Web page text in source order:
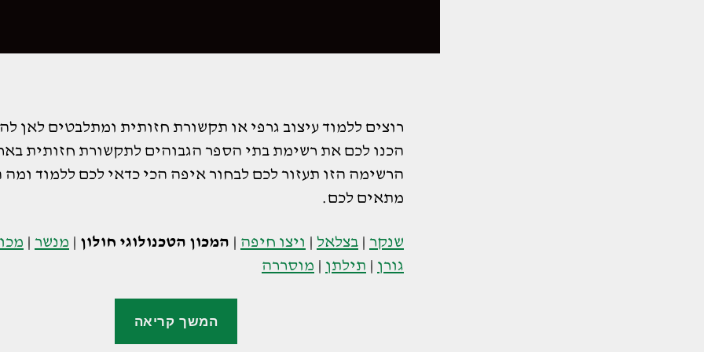
רוצים ללמוד עיצוב גרפי או תקשורת חזותית ומתלבטים לאן
הכנו לכם את רשימת בתי הספר הגבוהים לתקשורת חזותית
הרשימה הזו תעזור לכם לבחור איפה הכי כדאי לכם ללמוד ומה
מתאים לכם.
שנקר | בצלאל | ויצו חיפה | המכון הטכנולוגי חולון | מנשר |
גורן | תילתן | מוסררה
המשך קריאה